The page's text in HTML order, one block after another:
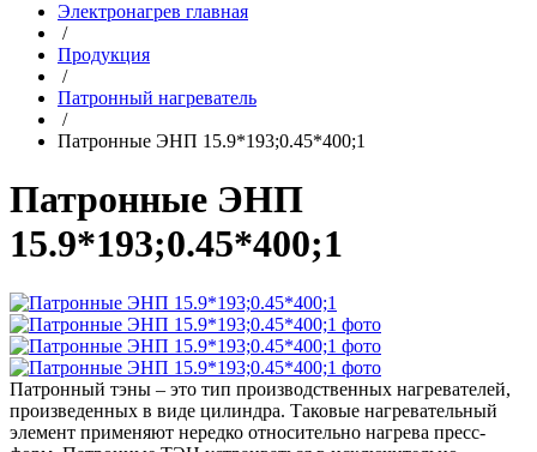
Электронагрев главная
/
Продукция
/
Патронный нагреватель
/
Патронные ЭНП 15.9*193;0.45*400;1
Патронные ЭНП
15.9*193;0.45*400;1
Патронный тэны – это тип производственных нагревателей,
произведенных в виде цилиндра. Таковые нагревательный
элемент применяют нередко относительно нагрева пресс-